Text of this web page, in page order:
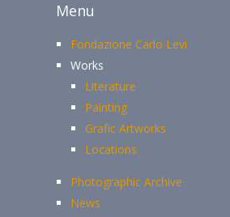
Menu
Fondazione Carlo Levi
Works
Literature
Painting
Grafic Artworks
Locations
Photographic Archive
News